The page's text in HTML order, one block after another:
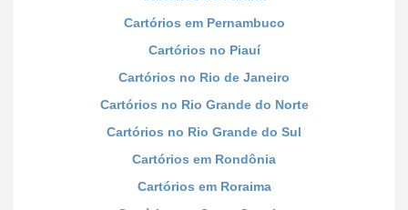
Cartórios em Pernambuco
Cartórios no Piauí
Cartórios no Rio de Janeiro
Cartórios no Rio Grande do Norte
Cartórios no Rio Grande do Sul
Cartórios em Rondônia
Cartórios em Roraima